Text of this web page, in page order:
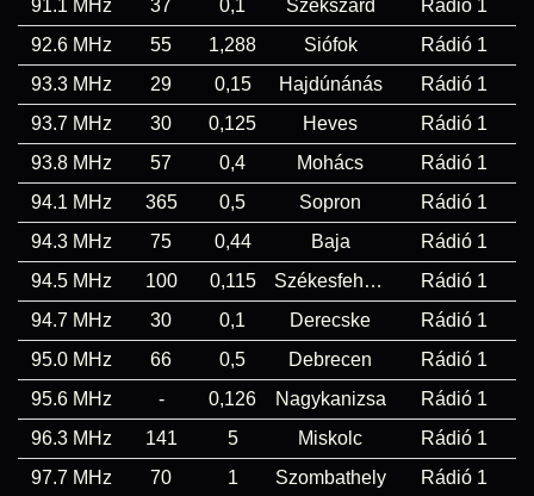
91.1 MHz
37 0,1 Szekszárd
Rádió 1
92.6 MHz
55 1,288 Siófok
Rádió 1
93.3 MHz
29 0,15 Hajdúnánás
Rádió 1
93.7 MHz
30 0,125 Heves
Rádió 1
93.8 MHz
57 0,4 Mohács
Rádió 1
94.1 MHz
365 0,5 Sopron
Rádió 1
94.3 MHz
75 0,44 Baja
Rádió 1
94.5 MHz
100 0,115 Székesfehérvár
Rádió 1
94.7 MHz
30 0,1 Derecske
Rádió 1
95.0 MHz
66 0,5 Debrecen
Rádió 1
95.6 MHz
- 0,126 Nagykanizsa
Rádió 1
96.3 MHz
141 5 Miskolc
Rádió 1
97.7 MHz
70 1 Szombathely
Rádió 1